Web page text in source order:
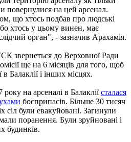
повернулися на цей арсенал.
що хтось подбав про людські
хтось у цьому винен, має
орган", - зазначив Арахамія.
звернеться до Верховної Ради
ще на 6 місяців для того, щоб
Балаклії і інших місцях.
на арсеналі в Балакліїсталася
боєприпасів. Більше 30 тисяч
сіл були евакуйовані. Загинули
поранення. Були зруйновані і
будинків.